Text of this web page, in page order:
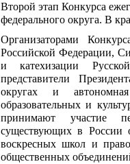
Второй этап Конкурса
федерального округа. В
Организаторами
Российской Федерации,
и катехизации
представители
округах и
образовательных и
принимают участие
существующих в России
воскресных школ и
общественных